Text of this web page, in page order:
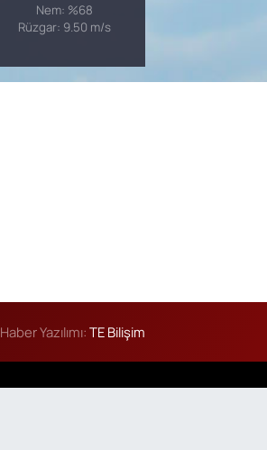
Nem: %68
Rüzgar: 9.50 m/s
Haber Yazılımı:TE Bilişim